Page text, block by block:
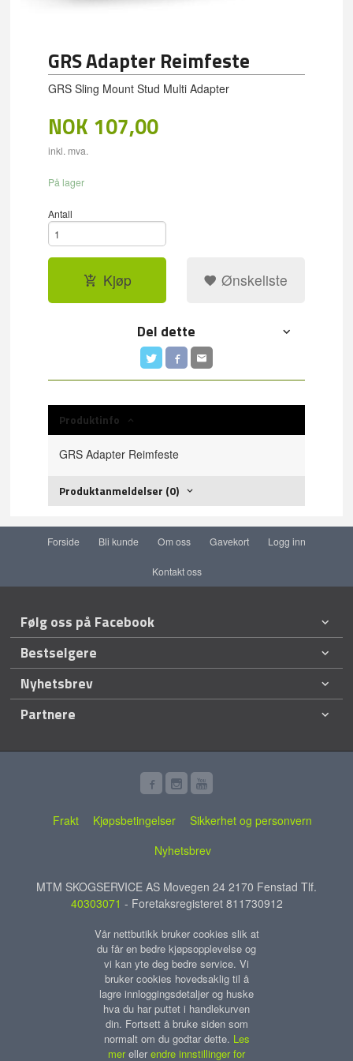
GRS Adapter Reimfeste
GRS Sling Mount Stud Multi Adapter
NOK 107,00
inkl. mva.
På lager
Antall
Kjøp Ønskeliste
Del dette
Produktinfo
GRS Adapter Reimfeste
Produktanmeldelser (0)
Forside Bli kunde Om oss Gavekort Logg inn
Kontakt oss
Følg oss på Facebook
Bestselgere
Nyhetsbrev
Partnere
Frakt Kjøpsbetingelser
Sikkerhet og personvern
Nyhetsbrev
MTM SKOGSERVICE AS Movegen 24 2170 Fenstad Tlf.
40303071 - Foretaksregisteret 811730912
Vår nettbutikk bruker cookies slik at
du får en bedre kjøpsopplevelse og
vi kan yte deg bedre service. Vi
bruker cookies hovedsaklig til å
lagre innloggingsdetaljer og huske
hva du har puttet i handlekurven
din. Fortsett å bruke siden som
normalt om du godtar dette. Les
mer eller endre innstillinger for